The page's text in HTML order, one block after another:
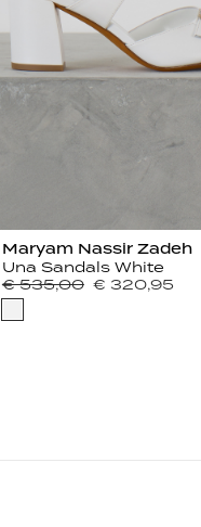
Maryam Nassir Zadeh
Una Sandals White
€ 535,00 € 320,95